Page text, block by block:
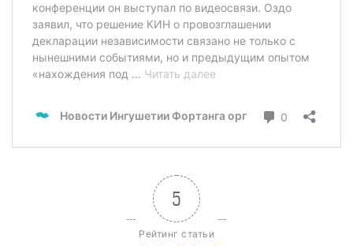
5
Рейтинг статьи